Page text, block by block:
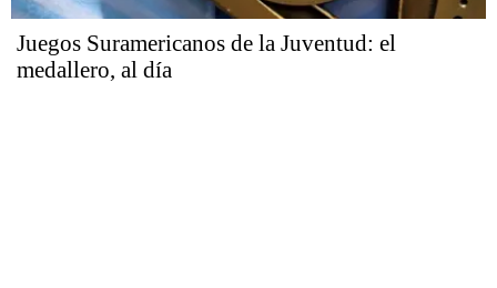
Juegos Suramericanos de la Juventud: el
medallero, al día